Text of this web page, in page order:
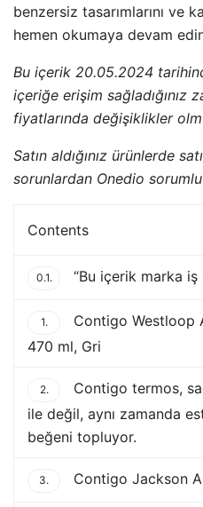
benzersiz tasarımlarını ve
hemen okumaya devam
Bu içerik 20.05.2024
içeriğe erişim sağladığınız
fiyatlarında değişiklikler
Satın aldığınız ürünlerde
sorunlardan Onedio
Contents
0.1. “Bu içerik marka
1.
Contigo Westloop
470 ml, Gri
2.
Contigo termos,
ile değil, aynı zamanda
beğeni topluyor.
3. Contigo Jackson